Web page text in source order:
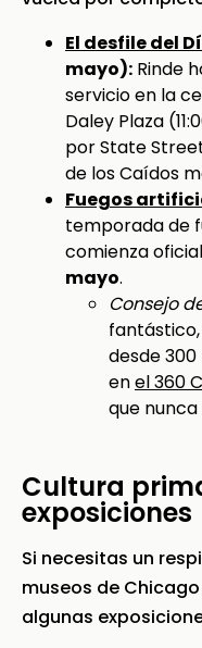
El desfile del
mayo): Rinde
servicio en la
Daley Plaza
por State
de los Caídos
Fuegos
temporada de
comienza
mayo.
Consejo
desde
enel 360
que
Cultura
exposiciones
Si necesitas un
museos de
algunas